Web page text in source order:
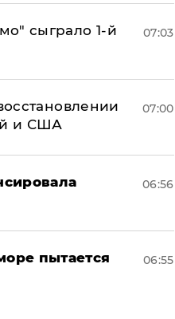
сыграло 1-й
07:03
и США
07:00
06:56
пытается
06:55